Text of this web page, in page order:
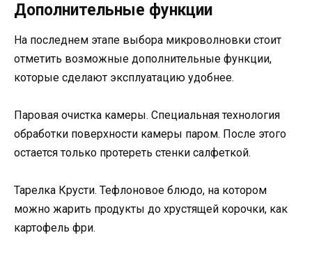
Дополнительные функции
На последнем этапе выбора микроволновки стоит
отметить возможные дополнительные функции,
которые сделают эксплуатацию удобнее.
Паровая очистка камеры. Специальная технология
обработки поверхности камеры паром. После этого
остается только протереть стенки салфеткой.
Тарелка Крусти. Тефлоновое блюдо, на котором
можно жарить продукты до хрустящей корочки, как
картофель фри.